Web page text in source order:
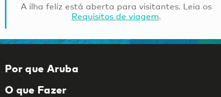
A ilha feliz está aberta para visitantes. Leia os
Requisitos de viagem.
Por que Aruba
O que Fazer